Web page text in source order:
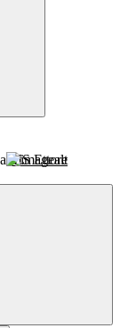
IIS Ettore